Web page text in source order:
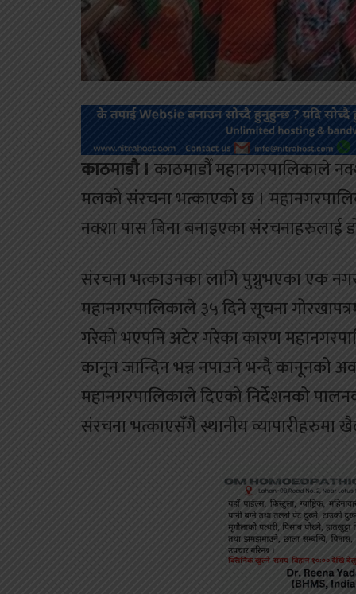
काठमाडौ । काठमाडौँ महानगरपालिकाले
मलको संरचना भत्काएको छ ।
नक्शा पास बिना बनाइएका संरचनाहरुलाई
संरचना भत्काउनका लागि पुग्नुभएका एक
महानगरपालिकाले ३५ दिने सूचना
गरेको भएपनि अटेर गरेका कारण
कानून जान्दिन भन्न नपाउने भन्दै कानूनको
महानगरपालिकाले दिएको निर्देशनको
संरचना भत्काएसँगै स्थानीय व्यापारीहरुमा